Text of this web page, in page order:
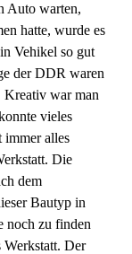
Auto warten,
hatte, wurde es
Vehikel so gut
der DDR waren
Kreativ war man
vieles
immer alles
Die
dem
Bautyp in
noch zu finden
Werkstatt. Der